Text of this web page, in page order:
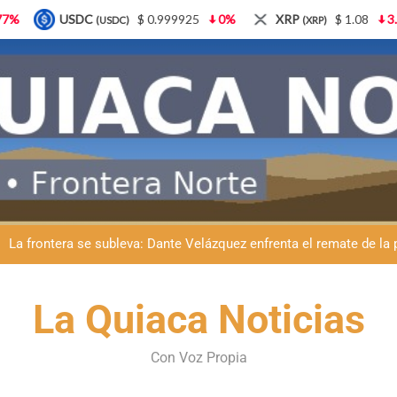
Velázquez llevó La Quiaca al Congreso: ayer presentó una
Día del Veterinario en La Quiaca: Zoonosis
Dante Velázquez marchará contra
Día del Veterinario en La Quiaca: Zoonosis
La frontera se subleva: Dante Velázquez enfrenta el remate de la
La Quiaca Noticias
Con Voz Propia
0% XRP(XRP) $ 1.08 3.87% Solana(SOL) $